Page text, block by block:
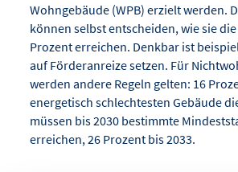
Wohngebäude (WPB) erzielt werden.
können selbst entscheiden, wie sie
Prozent erreichen. Denkbar ist
auf Förderanreize setzen. Für
werden andere Regeln gelten: 16
energetisch schlechtesten Gebäude
müssen bis 2030 bestimmte
erreichen, 26 Prozent bis 2033.